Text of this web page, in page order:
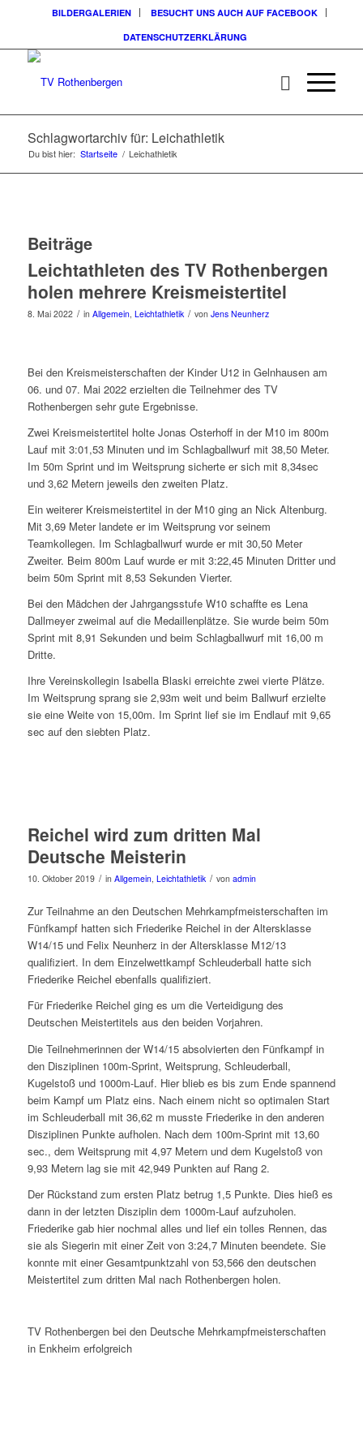
BILDERGALERIEN
BESUCHT UNS AUCH AUF FACEBOOK
DATENSCHUTZERKLÄRUNG
Schlagwortarchiv für: Leichathletik
Du bist hier: Startseite / Leichathletik
Beiträge
Leichtathleten des TV Rothenbergen
holen mehrere Kreismeistertitel
8. Mai 2022 / in Allgemein, Leichtathletik / von Jens Neunherz
Bei den Kreismeisterschaften der Kinder U12 in Gelnhausen am
06. und 07. Mai 2022 erzielten die Teilnehmer des TV
Rothenbergen sehr gute Ergebnisse.
Zwei Kreismeistertitel holte Jonas Osterhoff in der M10 im 800m
Lauf mit 3:01,53 Minuten und im Schlagballwurf mit 38,50 Meter.
Im 50m Sprint und im Weitsprung sicherte er sich mit 8,34sec
und 3,62 Metern jeweils den zweiten Platz.
Ein weiterer Kreismeistertitel in der M10 ging an Nick Altenburg.
Mit 3,69 Meter landete er im Weitsprung vor seinem
Teamkollegen. Im Schlagballwurf wurde er mit 30,50 Meter
Zweiter. Beim 800m Lauf wurde er mit 3:22,45 Minuten Dritter und
beim 50m Sprint mit 8,53 Sekunden Vierter.
Bei den Mädchen der Jahrgangsstufe W10 schaffte es Lena
Dallmeyer zweimal auf die Medaillenplätze. Sie wurde beim 50m
Sprint mit 8,91 Sekunden und beim Schlagballwurf mit 16,00 m
Dritte.
Ihre Vereinskollegin Isabella Blaski erreichte zwei vierte Plätze.
Im Weitsprung sprang sie 2,93m weit und beim Ballwurf erzielte
sie eine Weite von 15,00m. Im Sprint lief sie im Endlauf mit 9,65
sec auf den siebten Platz.
Reichel wird zum dritten Mal
Deutsche Meisterin
10. Oktober 2019 / in Allgemein, Leichtathletik / von admin
Zur Teilnahme an den Deutschen Mehrkampfmeisterschaften im
Fünfkampf hatten sich Friederike Reichel in der Altersklasse
W14/15 und Felix Neunherz in der Altersklasse M12/13
qualifiziert. In dem Einzelwettkampf Schleuderball hatte sich
Friederike Reichel ebenfalls qualifiziert.
Für Friederike Reichel ging es um die Verteidigung des
Deutschen Meistertitels aus den beiden Vorjahren.
Die Teilnehmerinnen der W14/15 absolvierten den Fünfkampf in
den Disziplinen 100m-Sprint, Weitsprung, Schleuderball,
Kugelstoß und 1000m-Lauf. Hier blieb es bis zum Ende spannend
beim Kampf um Platz eins. Nach einem nicht so optimalen Start
im Schleuderball mit 36,62 m musste Friederike in den anderen
Disziplinen Punkte aufholen. Nach dem 100m-Sprint mit 13,60
sec., dem Weitsprung mit 4,97 Metern und dem Kugelstoß von
9,93 Metern lag sie mit 42,949 Punkten auf Rang 2.
Der Rückstand zum ersten Platz betrug 1,5 Punkte. Dies hieß es
dann in der letzten Disziplin dem 1000m-Lauf aufzuholen.
Friederike gab hier nochmal alles und lief ein tolles Rennen, das
sie als Siegerin mit einer Zeit von 3:24,7 Minuten beendete. Sie
konnte mit einer Gesamtpunktzahl von 53,566 den deutschen
Meistertitel zum dritten Mal nach Rothenbergen holen.
TV Rothenbergen bei den Deutsche Mehrkampfmeisterschaften
in Enkheim erfolgreich